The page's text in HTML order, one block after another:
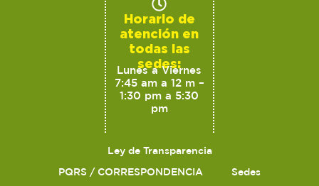
Horario de
atención en
todas las
sedes:
Lunes a Viernes
7:45 am a 12 m –
1:30 pm a 5:30
pm
Ley de Transparencia
PQRS / CORRESPONDENCIA
Sedes